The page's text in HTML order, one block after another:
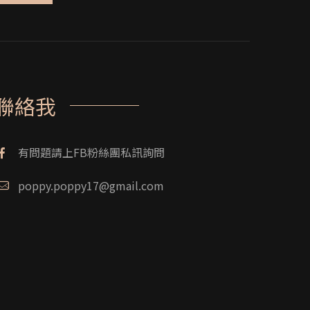
絡我
有問題請上FB粉絲團私訊詢問
poppy.poppy17@gmail.com